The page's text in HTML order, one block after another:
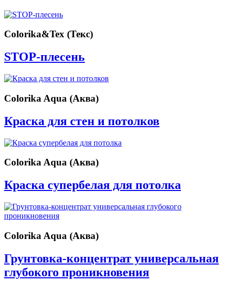
Colorika&Tex (Текс)
STOP-плесень
Colorika Aqua (Аква)
Краска для стен и потолков
Colorika Aqua (Аква)
Краска супербелая для потолка
Colorika Aqua (Аква)
Грунтовка-концентрат универсальная
глубокого проникновения